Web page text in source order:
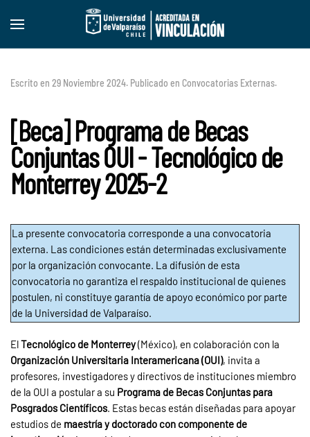
Skip to main content
Escrito en 29 Noviembre 2024. Publicado en Convocatorias Externas.
[Beca] Programa de Becas
Conjuntas OUI - Tecnológico de
Monterrey 2025-2
La presente convocatoria corresponde a una convocatoria
externa. Las condiciones están determinadas exclusivamente
por la organización convocante. La difusión de esta
convocatoria no garantiza el respaldo institucional de quienes
postulen, ni constituye garantía de apoyo económico por parte
de la Universidad de Valparaíso.
ElTecnológico de Monterrey(México), en colaboración con la
Organización Universitaria Interamericana (OUI), invita a
profesores, investigadores y directivos de instituciones miembro
de la OUI a postular a su Programa de Becas Conjuntas para
Posgrados Científicos. Estas becas están diseñadas para apoyar
estudios de maestría y doctorado con componente de